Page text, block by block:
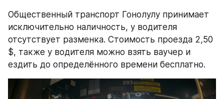
Общественный транспорт Гонолулу принимает
исключительно наличность, у водителя
отсутствует разменка. Стоимость проезда 2,50
$, также у водителя можно взять ваучер и
ездить до определённого времени бесплатно.